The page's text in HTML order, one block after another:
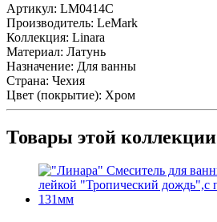
для
ванны,
с
коротким
изливом,
дивертор
с
кер.
хром
Артикул: LM0414C
Производитель: LeMark
Коллекция: Linara
Материал: Латунь
Назначение: Для ванны
Страна: Чехия
Цвет (покрытие): Хром
Товары этой коллекции